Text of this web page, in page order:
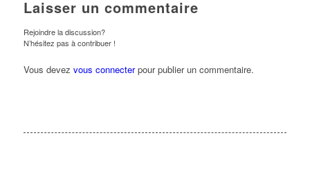
Laisser un commentaire
Rejoindre la discussion?
N’hésitez pas à contribuer !
Vous devez vous connecterpour publier un commentaire.